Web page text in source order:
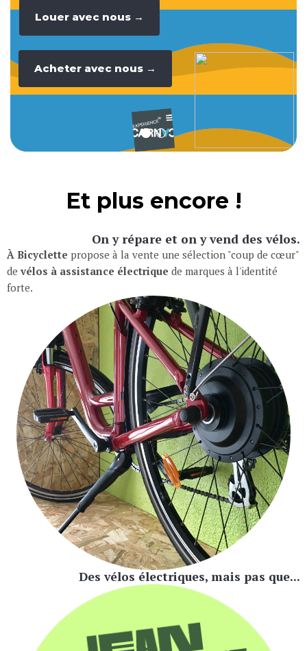
élo !
Louer avec nous →
Acheter avec nous →
Et plus encore !
On y répare et on y vend des vélos.
À Bicyclette propose à la vente une sélection "coup de cœur"
de vélos à assistance électrique de marques à l'identité
forte.
Des vélos électriques, mais pas que...